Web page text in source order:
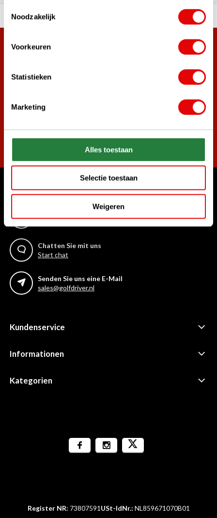
Toestemmingsselectie
Noodzakelijk
Voorkeuren
Statistieken
Marketing
Alles toestaan
Selectie toestaan
Weigeren
an Top-Marken! Vor 15:00 Uhr bestellt,
Mehr als 38.000 Kunden haben sich bereits
Melde dich für den Newsletter an und verpasse nie wieder
Abonnieren
Womit können wir Ihnen helfen?
+31 85 06 02 099
Chatten Sie mit uns
Start chat
Senden Sie uns eine E-Mail
sales@golfdriver.nl
Kundenservice
Informationen
Kategorien
Register NR: 73807591 USt-IdNr.: NL859671070B01